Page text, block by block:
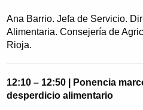
Ana Barrio. Jefa de Servicio.
Alimentaria. Consejería de
Rioja.
12:10 – 12:50 | Ponencia
desperdicio alimentario